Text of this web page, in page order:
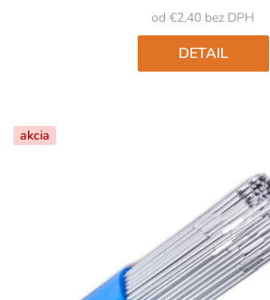
5
hviezdičiek.
od €2,40 bez DPH
DETAIL
akcia